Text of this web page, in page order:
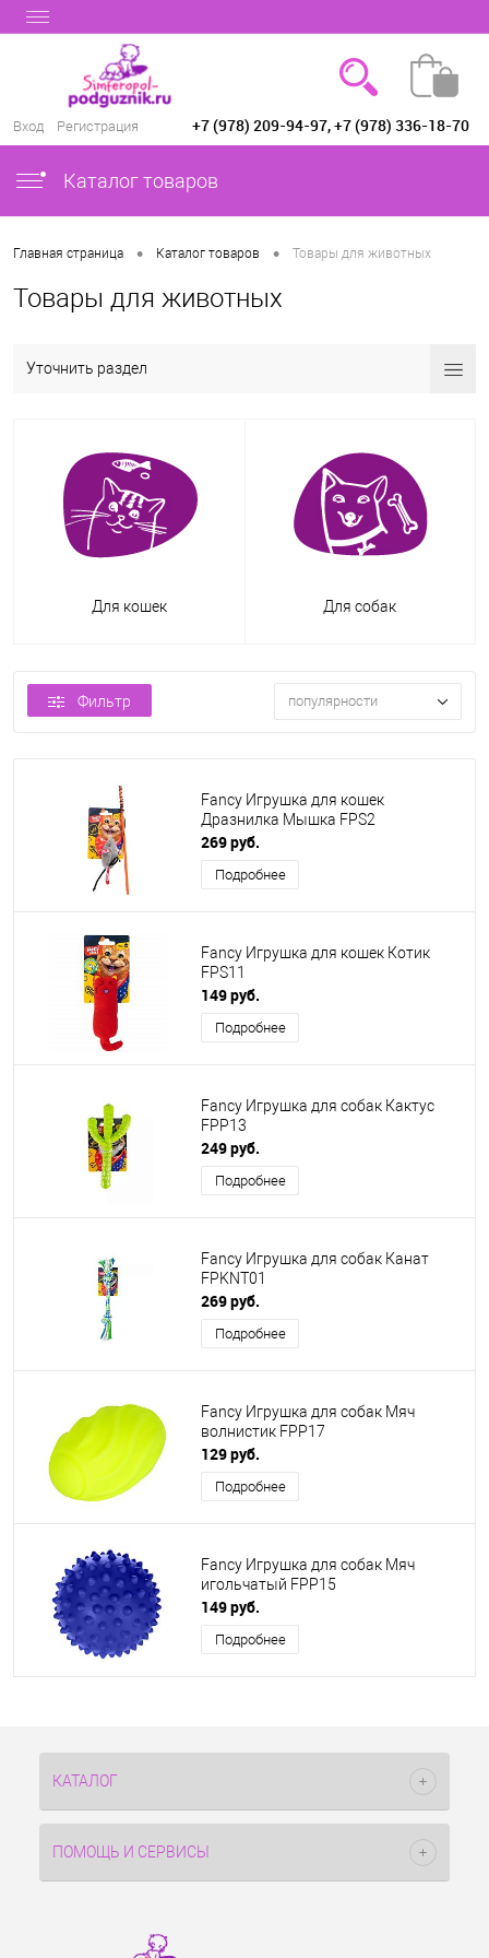
Вход Регистрация +7 (978) 209-94-97, +7 (978) 336-18-70
Каталог товаров
Главная страница • Каталог товаров • Товары для животных
Товары для животных
Уточнить раздел
Для кошек Для собак
Фильтр популярности
Fancy Игрушка для кошек
Дразнилка Мышка FPS2
269 руб.
Подробнее
Fancy Игрушка для кошек Котик
FPS11
149 руб.
Подробнее
Fancy Игрушка для собак Кактус
FPP13
249 руб.
Подробнее
Fancy Игрушка для собак Канат
FPKNT01
269 руб.
Подробнее
Fancy Игрушка для собак Мяч
волнистик FPP17
129 руб.
Подробнее
Fancy Игрушка для собак Мяч
игольчатый FPP15
149 руб.
Подробнее
КАТАЛОГ
ПОМОЩЬ И СЕРВИСЫ